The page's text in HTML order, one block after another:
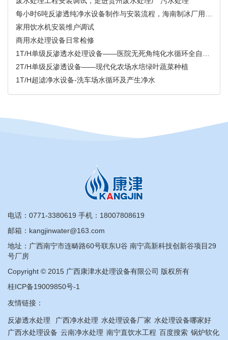
每小时6吨反渗透纯净水设备制作与安装流程，海南制冰厂用水设备
家用饮水机安装维户调试
商用水处理设备日常检修
1T/H单级反渗透水处理设备——医院无死角纯化水循环全自动系统
2T/H单级反渗透设备——现代化农场水培绿叶蔬菜种植
1T/H超滤净水设备-洗车场水循环及产生净水
电话： 0771-3380619 手机： 18007808619
邮箱：kangjinwater@163.com
地址：广西南宁市连畴路60号联东U谷 南宁高新科技创新谷项目29
号厂房
Copyright © 2015 广西康津水处理设备有限公司 版权所有
桂ICP备19009850号-1
友情链接：
反渗透水处理 广西净水处理 水处理设备厂家 水处理设备哪家好
广西水处理设备 云南净水处理 南宁直饮水工程 百度搜索 锅炉软化